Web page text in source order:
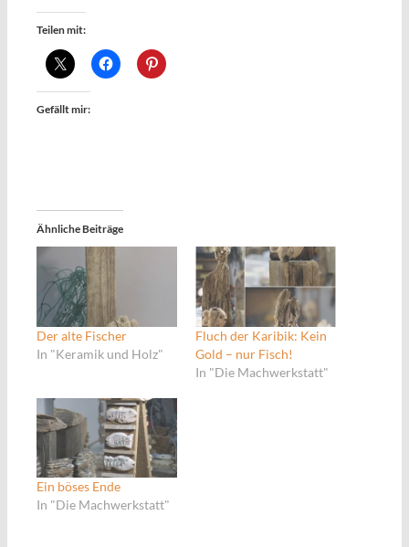
Teilen mit:
Gefällt mir:
Ähnliche Beiträge
Der alte Fischer
In "Keramik und Holz"
Fluch der Karibik: Kein
Gold – nur Fisch!
In "Die Machwerkstatt"
Ein böses Ende
In "Die Machwerkstatt"